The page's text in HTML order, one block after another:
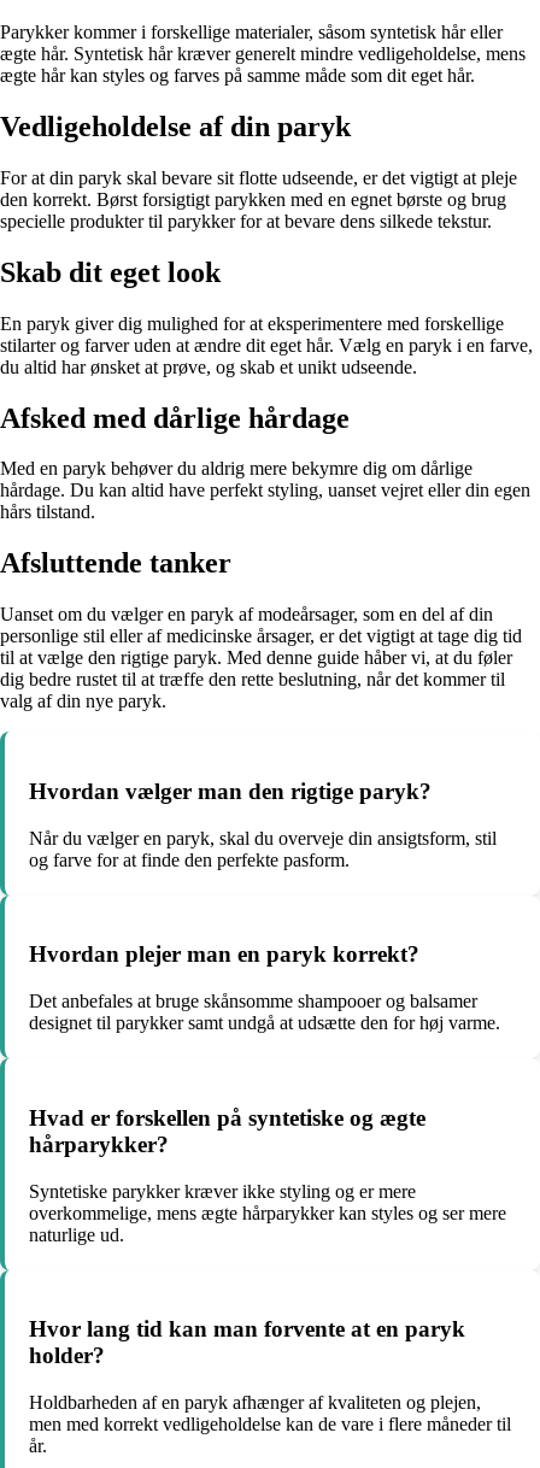
Parykker kommer i forskellige materialer, såsom syntetisk hår eller
ægte hår. Syntetisk hår kræver generelt mindre vedligeholdelse, mens
ægte hår kan styles og farves på samme måde som dit eget hår.
Vedligeholdelse af din paryk
For at din paryk skal bevare sit flotte udseende, er det vigtigt at pleje
den korrekt. Børst forsigtigt parykken med en egnet børste og brug
specielle produkter til parykker for at bevare dens silkede tekstur.
Skab dit eget look
En paryk giver dig mulighed for at eksperimentere med forskellige
stilarter og farver uden at ændre dit eget hår. Vælg en paryk i en farve,
du altid har ønsket at prøve, og skab et unikt udseende.
Afsked med dårlige hårdage
Med en paryk behøver du aldrig mere bekymre dig om dårlige
hårdage. Du kan altid have perfekt styling, uanset vejret eller din egen
hårs tilstand.
Afsluttende tanker
Uanset om du vælger en paryk af modeårsager, som en del af din
personlige stil eller af medicinske årsager, er det vigtigt at tage dig tid
til at vælge den rigtige paryk. Med denne guide håber vi, at du føler
dig bedre rustet til at træffe den rette beslutning, når det kommer til
valg af din nye paryk.
Hvordan vælger man den rigtige paryk?
Når du vælger en paryk, skal du overveje din ansigtsform, stil
og farve for at finde den perfekte pasform.
Hvordan plejer man en paryk korrekt?
Det anbefales at bruge skånsomme shampooer og balsamer
designet til parykker samt undgå at udsætte den for høj varme.
Hvad er forskellen på syntetiske og ægte
hårparykker?
Syntetiske parykker kræver ikke styling og er mere
overkommelige, mens ægte hårparykker kan styles og ser mere
naturlige ud.
Hvor lang tid kan man forvente at en paryk
holder?
Holdbarheden af en paryk afhænger af kvaliteten og plejen,
men med korrekt vedligeholdelse kan de vare i flere måneder til
år.